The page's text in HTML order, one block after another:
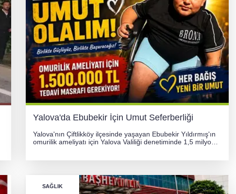
Yalova'da Ebubekir İçin Umut Seferberliği
Yalova'nın Çiftlikköy ilçesinde yaşayan Ebubekir Yıldırmış'ın
omurilik ameliyatı için Yalova Valiliği denetiminde 1,5 milyon
SAĞLIK